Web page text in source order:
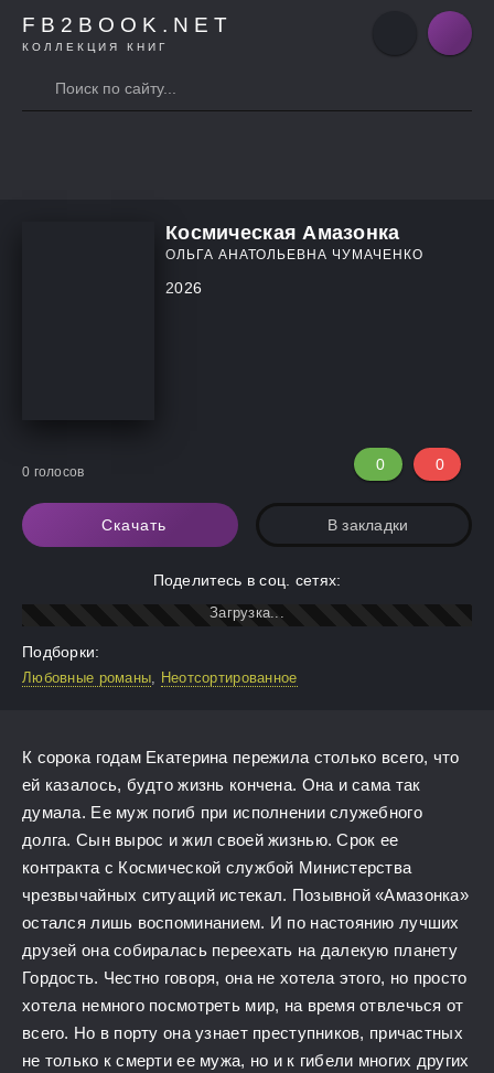
FB2BOOK.NET
КОЛЛЕКЦИЯ КНИГ
Космическая Амазонка
ОЛЬГА АНАТОЛЬЕВНА ЧУМАЧЕНКО
2026
0 голосов 0 0
Скачать В закладки
Поделитесь в соц. сетях:
Подборки:
Любовные романы, Неотсортированное
К сорока годам Екатерина пережила столько всего, что
ей казалось, будто жизнь кончена. Она и сама так
думала. Ее муж погиб при исполнении служебного
долга. Сын вырос и жил своей жизнью. Срок ее
контракта с Космической службой Министерства
чрезвычайных ситуаций истекал. Позывной «Амазонка»
остался лишь воспоминанием. И по настоянию лучших
друзей она собиралась переехать на далекую планету
Гордость. Честно говоря, она не хотела этого, но просто
хотела немного посмотреть мир, на время отвлечься от
всего. Но в порту она узнает преступников, причастных
не только к смерти ее мужа, но и к гибели многих других